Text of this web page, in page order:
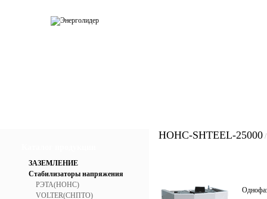
ЗАЗЕМЛЕНИЕ
Стабилизаторы напряжения
РЭТА(НОНС)
VOLTER(СНПТО)
HOHC-SHTEEL-25000